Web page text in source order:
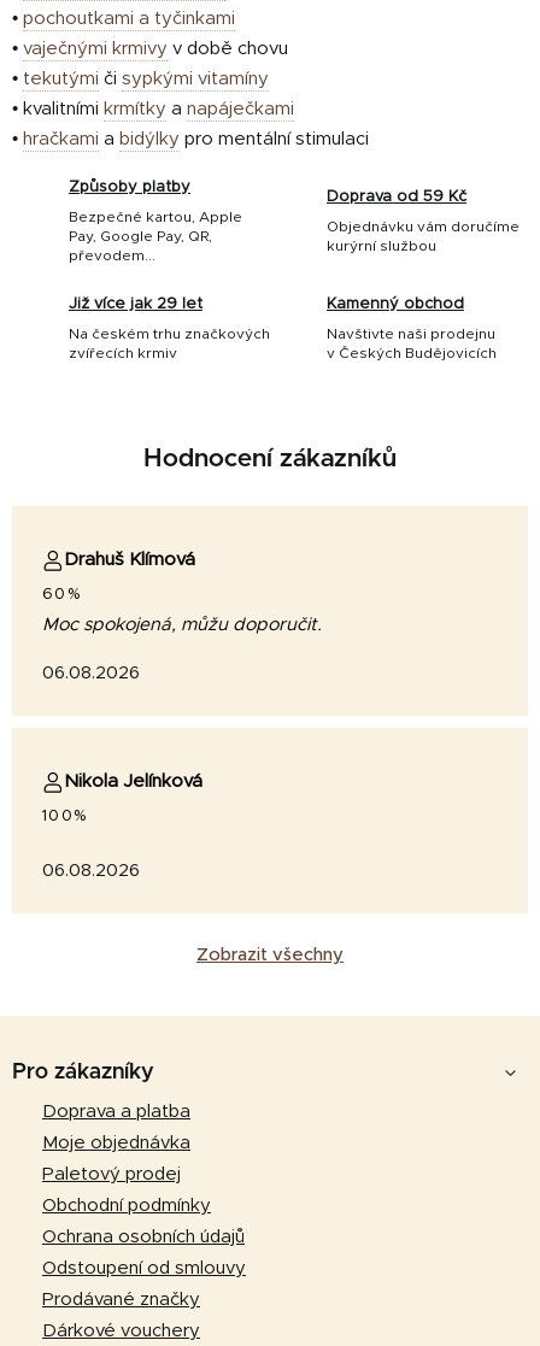
• pochoutkami a tyčinkami
• vaječnými krmivy v době chovu
• tekutými či sypkými vitamíny
• kvalitními krmítky a napáječkami
• hračkami a bidýlky pro mentální stimulaci
Způsoby platby
Bezpečné kartou, Apple
Pay, Google Pay, QR,
převodem...
Doprava od 59 Kč
Objednávku vám doručíme
kurýrní službou
Již více jak 29 let
Na českém trhu značkových
zvířecích krmiv
Kamenný obchod
Navštivte naši prodejnu
v Českých Budějovicích
Hodnocení zákazníků
Drahuš Klímová
60%
Moc spokojená, můžu doporučit.
06.08.2026
Nikola Jelínková
100%
06.08.2026
Zobrazit všechny
Pro zákazníky
Doprava a platba
Moje objednávka
Paletový prodej
Obchodní podmínky
Ochrana osobních údajů
Odstoupení od smlouvy
Prodávané značky
Dárkové vouchery